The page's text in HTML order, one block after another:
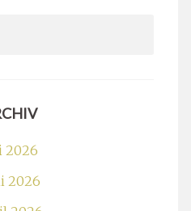
2026
2026